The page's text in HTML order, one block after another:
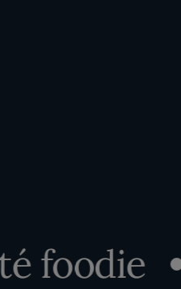
foodie